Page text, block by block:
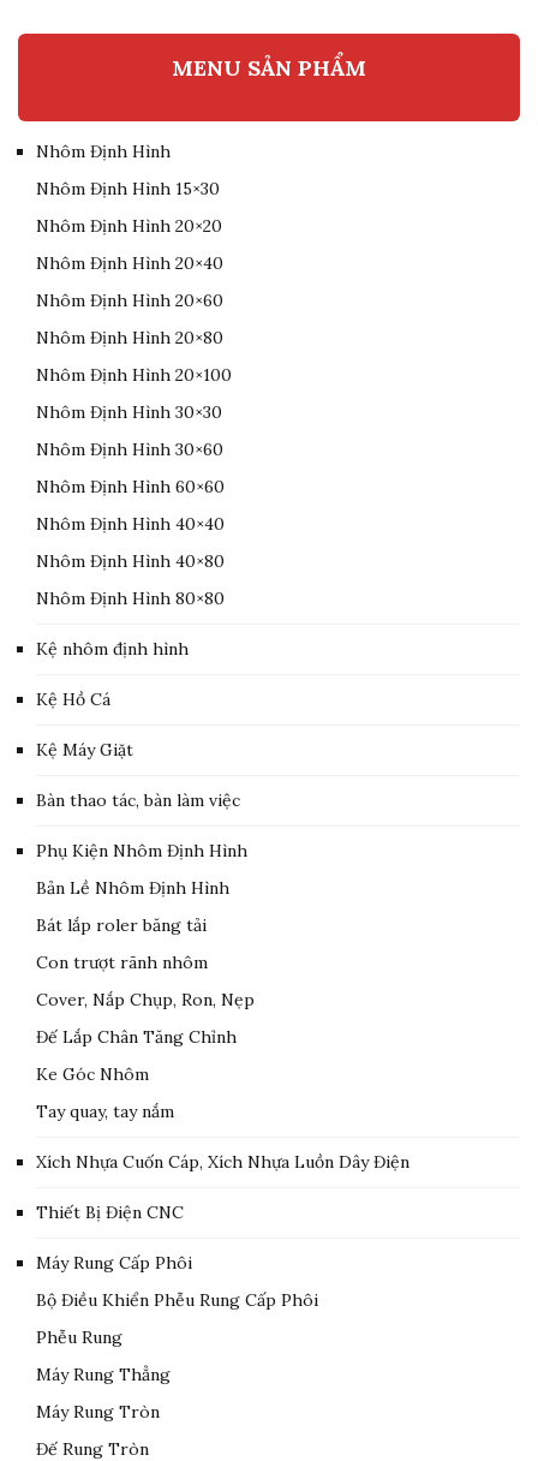
MENU SẢN PHẨM
Nhôm Định Hình
Nhôm Định Hình 15×30
Nhôm Định Hình 20×20
Nhôm Định Hình 20×40
Nhôm Định Hình 20×60
Nhôm Định Hình 20×80
Nhôm Định Hình 20×100
Nhôm Định Hình 30×30
Nhôm Định Hình 30×60
Nhôm Định Hình 60×60
Nhôm Định Hình 40×40
Nhôm Định Hình 40×80
Nhôm Định Hình 80×80
Kệ nhôm định hình
Kệ Hồ Cá
Kệ Máy Giặt
Bàn thao tác, bàn làm việc
Phụ Kiện Nhôm Định Hình
Bản Lề Nhôm Định Hình
Bát lắp roler băng tải
Con trượt rãnh nhôm
Cover, Nắp Chụp, Ron, Nẹp
Đế Lắp Chân Tăng Chỉnh
Ke Góc Nhôm
Tay quay, tay nắm
Xích Nhựa Cuốn Cáp, Xích Nhựa Luồn Dây Điện
Thiết Bị Điện CNC
Máy Rung Cấp Phôi
Bộ Điều Khiển Phễu Rung Cấp Phôi
Phễu Rung
Máy Rung Thẳng
Máy Rung Tròn
Đế Rung Tròn